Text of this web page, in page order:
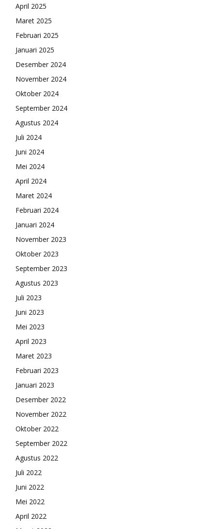
April 2025
Maret 2025
Februari 2025
Januari 2025
Desember 2024
November 2024
Oktober 2024
September 2024
Agustus 2024
Juli 2024
Juni 2024
Mei 2024
April 2024
Maret 2024
Februari 2024
Januari 2024
November 2023
Oktober 2023
September 2023
Agustus 2023
Juli 2023
Juni 2023
Mei 2023
April 2023
Maret 2023
Februari 2023
Januari 2023
Desember 2022
November 2022
Oktober 2022
September 2022
Agustus 2022
Juli 2022
Juni 2022
Mei 2022
April 2022